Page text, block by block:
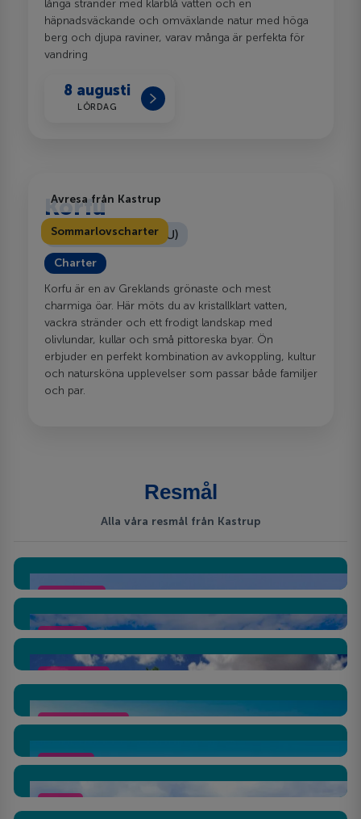
långa stränder med klarblå vatten och en
häpnadsväckande och omväxlande natur med höga
berg och djupa raviner, varav många är perfekta för
vandring
8 augusti
LÖRDAG
Sommarlovscharter
Avresa från Kastrup
Korfu
Korfu flygplats (CFU)
Charter
Korfu är en av Greklands grönaste och mest
charmiga öar. Här möts du av kristallklart vatten,
vackra stränder och ett frodigt landskap med
olivlundar, kullar och små pittoreska byar. Ön
erbjuder en perfekt kombination av avkoppling, kultur
och natursköna upplevelser som passar både familjer
och par.
Resmål
Alla våra resmål från Kastrup
Hurghada
Agadir
Antalyakusten
Rhodos